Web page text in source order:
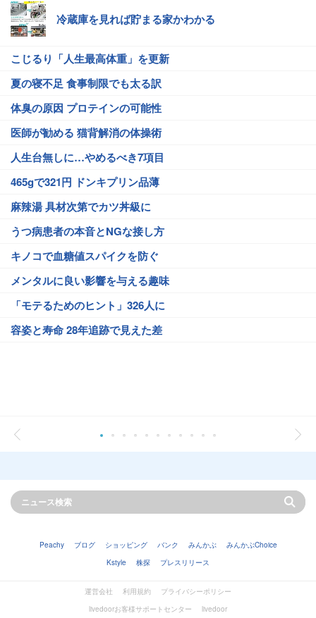
冷蔵庫を見れば貯まる家かわかる
こじるり「人生最高体重」を更新
夏の寝不足 食事制限でも太る訳
体臭の原因 プロテインの可能性
医師が勧める 猫背解消の体操術
人生台無しに…やめるべき7項目
465gで321円 ドンキプリン品薄
麻辣湯 具材次第でカツ丼級に
うつ病患者の本音とNGな接し方
キノコで血糖値スパイクを防ぐ
メンタルに良い影響を与える趣味
「モテるためのヒント」326人に
容姿と寿命 28年追跡で見えた差
Peachy ブログ ショッピング バンク みんかぶ
みんかぶChoice
Kstyle
株探 プレスリリース
運営会社 利用規約
プライバシーポリシー
livedoorお客様サポートセンター
livedoor